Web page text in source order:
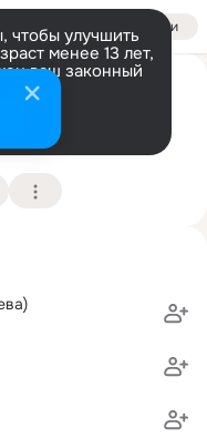
Войти
чтобы улучшить
менее 13 лет,
ваш законный